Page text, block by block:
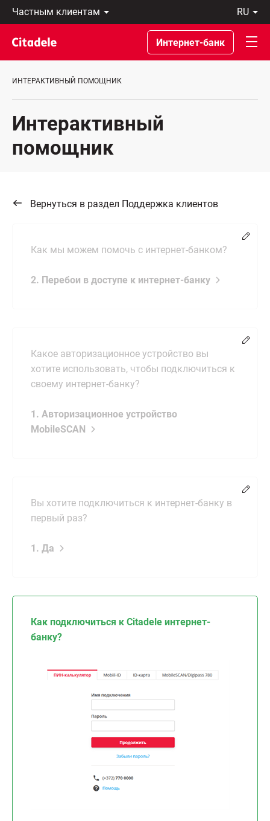
Частным
клиентам
Бизнес-
клиентам
О
C
ru
Eesti
По-
русски
In
Интернет-банк
ИНТЕРАКТИВНЫЙ ПОМОЩНИК
Интерактивный
помощник
Вернуться в раздел Поддержка клиентов
Как мы можем помочь с интернет-банком?
2. Перебои в доступе к интернет-банку
Какое авторизационное устройство вы
хотите использовать, чтобы подключиться к
своему интернет-банку?
1. Авторизационное устройство
MobileSCAN
Вы хотите подключиться к интернет-банку в
первый раз?
1. Да
Как подключиться к Citadele интернет-
банку?